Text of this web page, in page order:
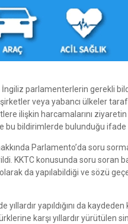
parlamenterlerin gerekli
veya yabancı ülkeler
ilişkin harcamalarını
bu bildirimlerde bulunduğu ifade
Parlamento’da soru
KKTC konusunda soru soran
da yapılabildiği ve sözü
yapıldığını da
karşı yıllardır yürütülen